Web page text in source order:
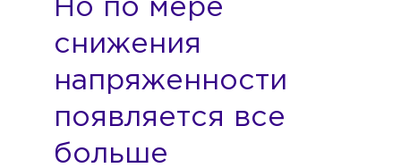
Но по мере
снижения
напряженности
появляется все
больше